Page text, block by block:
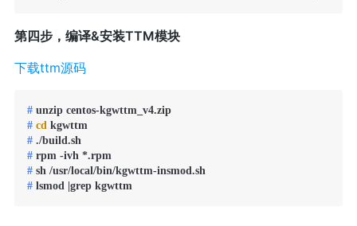
第四步，编译&安装TTM模块
下载ttm源码
# unzip centos-kgwttm_v4.zip
# cd kgwttm
# ./build.sh
# rpm -ivh *.rpm
# sh /usr/local/bin/kgwttm-insmod.sh
# lsmod |grep kgwttm